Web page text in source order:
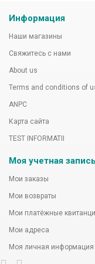
Информация
Наши магазины
Свяжитесь с нами
About us
Terms and conditions of
ANPC
Карта сайта
TEST INFORMATII
Моя учетная запись
Мои заказы
Мои возвраты
Мои платёжные
Мои адреса
Моя личная информация